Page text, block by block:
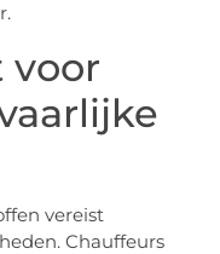
voor
vereist
Chauffeurs